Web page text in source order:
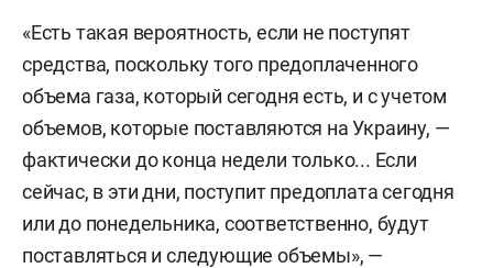
«Есть такая вероятность, если не поступят
средства, поскольку того предоплаченного
объема газа, который сегодня есть, и с учетом
объемов, которые поставляются на Украину, —
фактически до конца недели только... Если
сейчас, в эти дни, поступит предоплата сегодня
или до понедельника, соответственно, будут
поставляться и следующие объемы», —